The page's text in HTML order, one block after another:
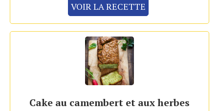
VOIR LA RECETTE
Cake au camembert et aux herbes